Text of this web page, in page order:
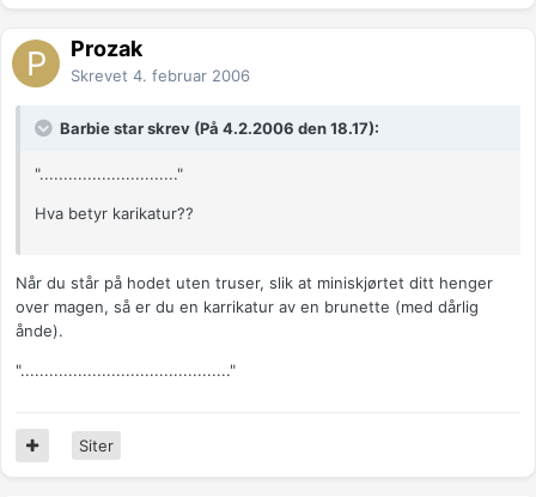
Prozak
Skrevet 4. februar 2006
Barbie star skrev (På 4.2.2006 den 18.17):
"............................."
Hva betyr karikatur??
Når du står på hodet uten truser, slik at miniskjørtet ditt henger
over magen, så er du en karrikatur av en brunette (med dårlig
ånde).
"............................................"
Siter